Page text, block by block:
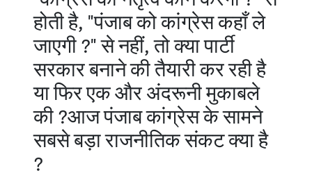
होती है, "पंजाब को कांग्रेस कहाँ ले
जाएगी ?" से नहीं, तो क्या पार्टी
सरकार बनाने की तैयारी कर रही है
या फिर एक और अंदरूनी मुकाबले
की ?आज पंजाब कांग्रेस के सामने
सबसे बड़ा राजनीतिक संकट क्या है
?